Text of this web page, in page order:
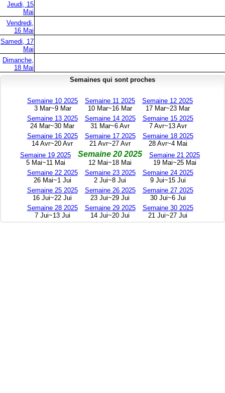
Jeudi, 15
Mai
Vendredi,
16 Mai
Samedi, 17
Mai
Dimanche,
18 Mai
Semaines qui sont proches
Semaine 10 2025
3 Mar~9 Mar
Semaine 11 2025
10 Mar~16 Mar
Semaine 12 2025
17 Mar~23 Mar
Semaine 13 2025
24 Mar~30 Mar
Semaine 14 2025
31 Mar~6 Avr
Semaine 15 2025
7 Avr~13 Avr
Semaine 16 2025
14 Avr~20 Avr
Semaine 17 2025
21 Avr~27 Avr
Semaine 18 2025
28 Avr~4 Mai
Semaine 19 2025
5 Mai~11 Mai
Semaine 20 2025
12 Mai~18 Mai
Semaine 21 2025
19 Mai~25 Mai
Semaine 22 2025
26 Mai~1 Jui
Semaine 23 2025
2 Jui~8 Jui
Semaine 24 2025
9 Jui~15 Jui
Semaine 25 2025
16 Jui~22 Jui
Semaine 26 2025
23 Jui~29 Jui
Semaine 27 2025
30 Jui~6 Jui
Semaine 28 2025
7 Jui~13 Jui
Semaine 29 2025
14 Jui~20 Jui
Semaine 30 2025
21 Jui~27 Jui